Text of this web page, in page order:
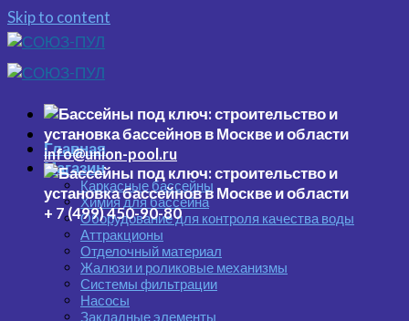
Skip to content
Главная
Магазин
Каркасные бассейны
Химия для бассейна
Оборудование для контроля качества воды
Аттракционы
Отделочный материал
Жалюзи и роликовые механизмы
Системы фильтрации
Насосы
Закладные элементы
info@union-pool.ru
+ 7 (499) 450-90-80